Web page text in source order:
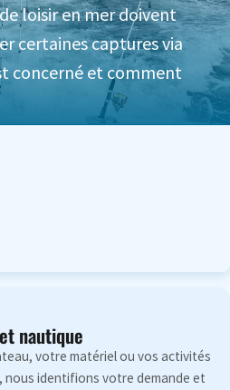
loisir en mer doivent
certaines captures via
concerné et comment
nautique
votre matériel ou vos activités
nous identifions votre demande et